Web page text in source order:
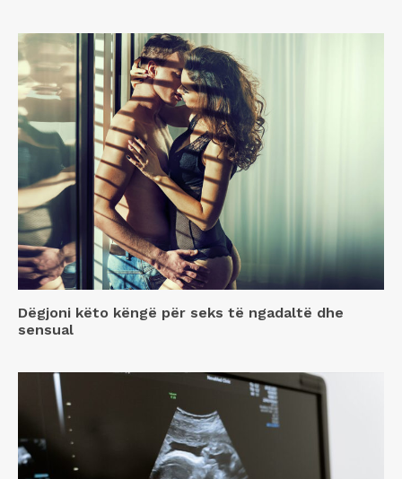
Dëgjoni këto këngë për seks të ngadaltë dhe
sensual